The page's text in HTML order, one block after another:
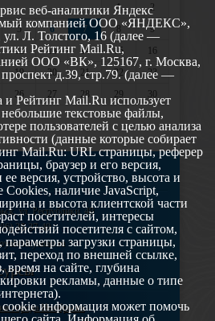
1
2
5 6 7 8
9
12 13 14 15
16
19 20 21 22
23
26 27 28 29
30
ул. Республики, 49
35-37-49
города Ноябрьска
веб-аналитики Яндекс
компанией ООО «ЯНДЕКС»,
ул. Л. Толстого, 16 (далее —
Рейтинг Mail.Ru,
ООО «ВК», 125167, г. Москва,
д.39, стр.79. (далее —
и Рейтинг Mail.Ru использует
текстовые файлы,
пользователей с целью анализа
(данные которые собирает
Mail.Ru: URL страницы, реферер
браузер и его версия,
ее версия, устройство, высота и
Cookies, наличие JavaScript,
и высота клиентской части
посетителей, интересы
посетителя с сайтом,
параметры загрузки страницы,
переход по внешней ссылке,
время на сайте, глубина
рекламы, данные о типе
информация может помочь